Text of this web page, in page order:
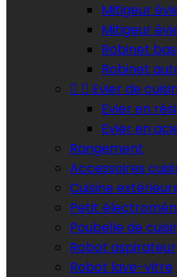
Mitigeur
Mitigeur
Robinet
Robinet
  Evier de
Evier en
Evier en
Rangement
Accessoires
Cuisine
Petit
Poubelle de
Robot aspirateur
Robot lave-vitre